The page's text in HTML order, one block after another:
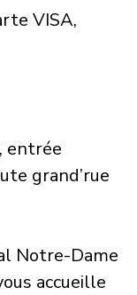
VISA,
entrée
grand’rue
Notre-Dame
accueille